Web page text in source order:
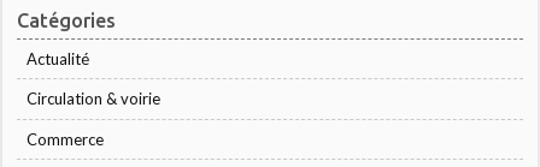
Catégories
Actualité
Circulation & voirie
Commerce